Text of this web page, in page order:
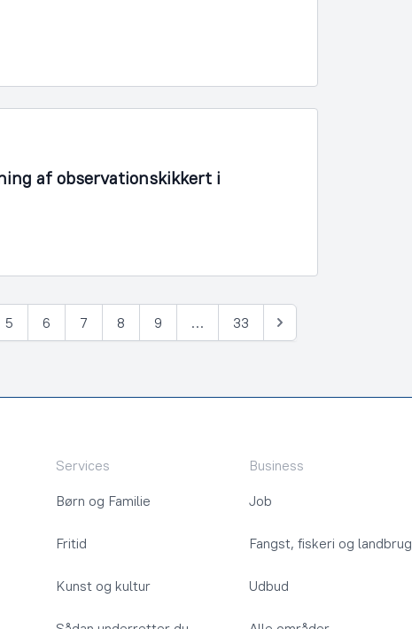
af observationskikkert i
5 6 7 8 9 … 33
Næste
Services
Børn og Familie
Fritid
Kunst og kultur
Business
Job
Fangst, fiskeri og landbrug
Udbud